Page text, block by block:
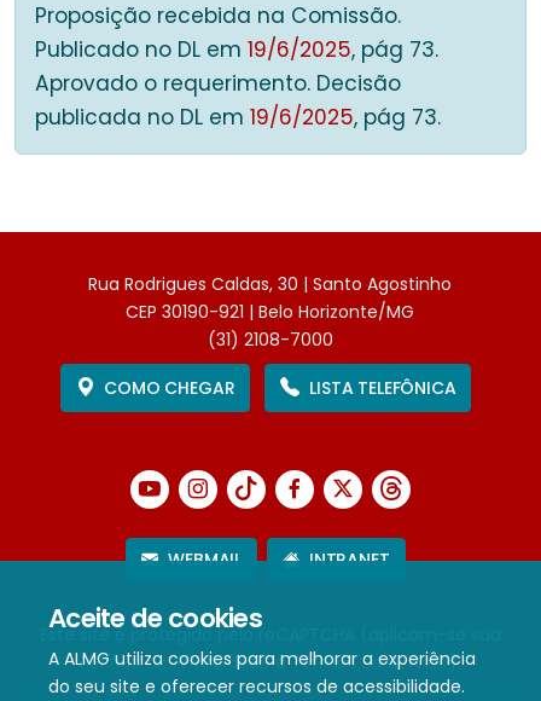
Aceite de cookies
A ALMG utiliza cookies para melhorar a experiência
do seu site e oferecer recursos de acessibilidade.
Proposição recebida na Comissão.
Publicado no DL em 19/6/2025, pág 73.
Aprovado o requerimento. Decisão
publicada no DL em 19/6/2025, pág 73.
Rua Rodrigues Caldas, 30 | Santo Agostinho
CEP 30190-921 | Belo Horizonte/MG
(31) 2108-7000
COMO CHEGAR
LISTA TELEFÔNICA
WEBMAIL INTRANET
Este site é protegido pelo reCAPTCHA (aplicam-se sua
Política de PrivacidadeeTermos de Serviço).